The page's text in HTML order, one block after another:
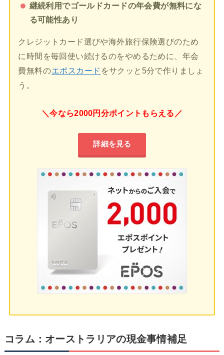
継続利用でゴールドカードの年会費が無料にな
る可能性あり
クレジットカード選びや海外旅行保険選びのため
に時間を毎回使い続けるのをやめるために、年会
費無料のエポスカード をサクッと5分で作りましょ
う。
＼今なら2000円分ポイントもらえる／
詳細を見る
コラム：オーストラリアの現金事情補足